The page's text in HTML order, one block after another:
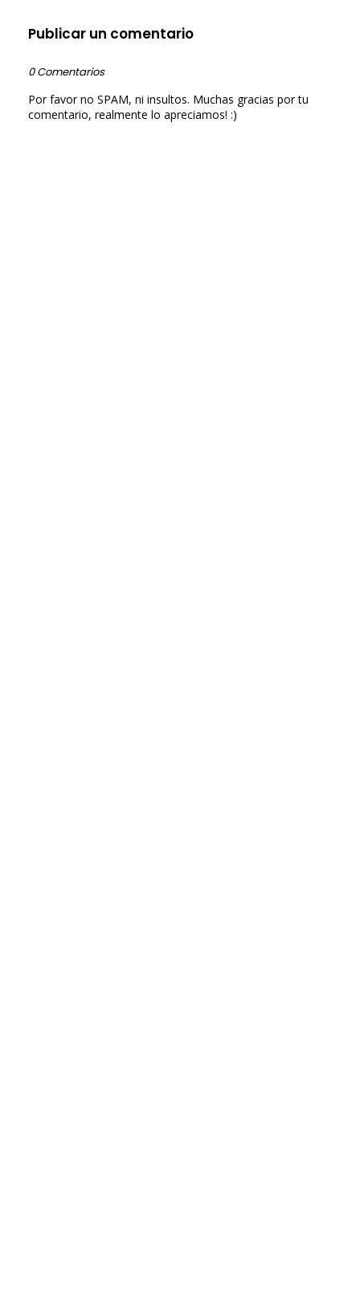
Publicar un comentario
0 Comentarios
Por favor no SPAM, ni insultos. Muchas gracias por tu
comentario, realmente lo apreciamos! :)